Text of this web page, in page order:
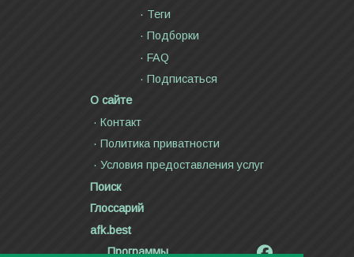
Теги
Подборки
FAQ
Подписаться
О сайте
Контакт
Политика приватности
Условия предоставления услуг
Поиск
Глоссарий
afk.best
Программы